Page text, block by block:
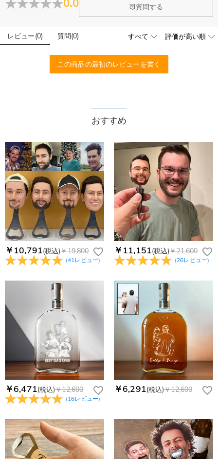
0.0 質問する
レビュー(0) 質問(0)
この商品の最初のレビューを書く
はい、対応可能です。ご希望の数量、デザイン、文字内容、ご
いたします。お気軽にお問い合わせください。
ードする画像に要求や制限等はありますか？
商品のベスト効果のために、お写真を選ぶ際に可能な限り最高
配送＆返品について
無料となります。（一部離島や遠方へご発送の場合、中継料が
納期=製作作業時間+配送時間 受注製作品のため、ご入金を確
認してから制作となります。大量生産品ではなく、一つ一つ手
でお作りしており、予定作業時間は商品ページに記載しており
ます。そしてご購入の際にお選び頂いた「配送方法」の選択に
よって、お届け日数が異なります。詳細は
配送についてまでご
確認ください。.
商品に納品書などの明細書は同梱されますか？
ません。領収書発行をご希望の場合は、ご注文明細をメールに
てご確認ください。
商品を海外へ直接発送することは可能でしょうか。
はい、対応可能です。海外配送をご希望の場合は、カスタマー
サポートまで詳しい海外配送先情報をお送りください。配送先
の国・地域によって送料が異なります。また、海外配送の際は
受取人様に関税が発生する場合がございます。
返品・交換はできますか？
お客様が商品受け取り後、60日以内の未使用品の返品は可能で
す。受注生産品のため、返品は50%の返品手数料(材料費)が発
生致します。詳細はキャンセル/返品についてまでご確認くだ
さい。.
注文＆支払いについて
注文後に注文の内容を変更できますか？
もし注文確認メールをご確認後、注文内容に間違いでもありま
したら、至急カスタマーサポート【Eメール：
service@drawelry.jp】までご連絡ください。ご連絡頂く時に注
文番号もお送りください。
Drawelryからのメールが届きません。
Drawelryからのメールが届いていない場合、次の可能性が考え
られます。原因①迷惑メールフォルダに移動されている。解決
策：迷惑メールフォルダに届いているDrawelryからのメールを
メールが正しく届くように、迷惑メールフィルターの設定を変
更してください。原因②通信状態などによりメールの到着が遅
れている。解決策：数時間たっても届かない場合は、今後お送
りするメールも遅れる可能性がありますので、別のメールアド
レスからお名前とご住所を記載したメールを
service@drawelry.jp へ送信してください。原因③メールアド
レスの入力に誤りがある。解決策：お名前とご住所を記載した
メールを service@drawelry.jp へ送信してください。
支払方法は何がありますか？
Paypal、ApplePay、GooglePayからお選びいただけます。
コンビニ前払いのお支払い期限はご注文から 6 日間となりま
支払い情報は保護されますか？
お支払い情報は高度なセキュリティで保護されております。お
客様のお支払い情報は当社のサーバーに一切保存されません。
Paypal又はクレジットカート発行会社によって処理されます。
個人情報は保護されますか？
当社では、個人情報保護を目的としたコンプライアンスに則
り、プライバシーポリシーを定めています。お客様に安心かつ
安全にご利用いただけるよう最善の注意を払い、個人情報を厳
重に取り扱っています。 詳細は
プライバシーポリシー までご
確認ください
おすすめ
￥10,791(税込)￥19,800
(41レビュー)
￥11,151(税込)￥21,600
(26レビュー)
￥6,471(税込)￥12,600
(16レビュー)
￥6,291(税込)￥12,600